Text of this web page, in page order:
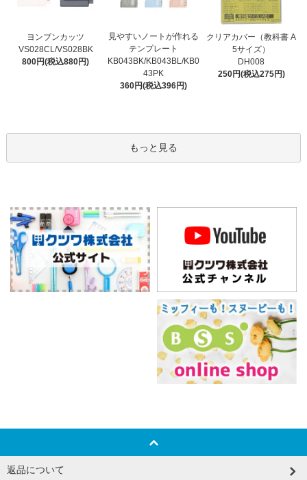
ヨンブンカッツ
VS028CL/VS028BK
800円(税込880円)
見やすいノートが作れる
テンプレート
KB043BK/KB043BL/KB0
43PK
360円(税込396円)
クリアカバー（教科書 A
5サイズ）
DH008
250円(税込275円)
もっと見る
返品について